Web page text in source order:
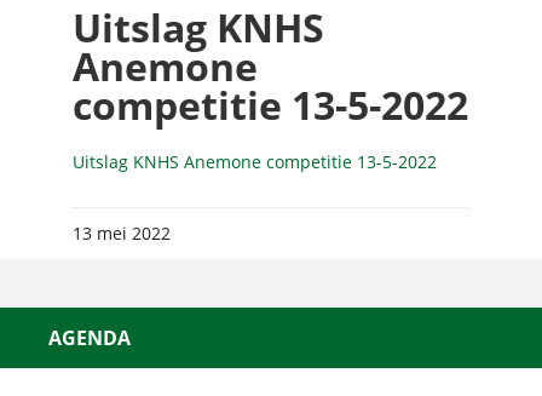
Uitslag KNHS
Anemone
competitie 13-5-2022
Uitslag KNHS Anemone competitie 13-5-2022
13 mei 2022
AGENDA